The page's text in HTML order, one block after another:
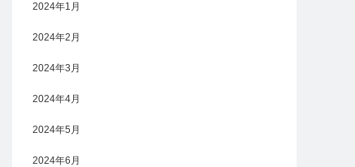
2024年1月
2024年2月
2024年3月
2024年4月
2024年5月
2024年6月